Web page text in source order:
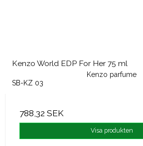
Kenzo World EDP For Her 75 ml
Kenzo parfume
SB-KZ 03
788,32 SEK
Visa produkten